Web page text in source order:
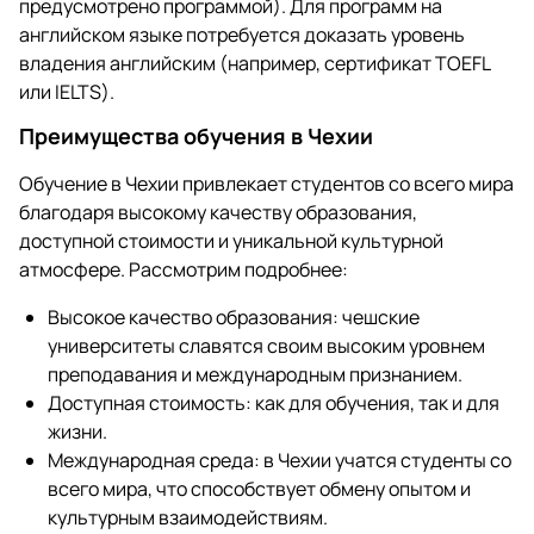
предусмотрено программой). Для программ на
английском языке потребуется доказать уровень
владения английским (например, сертификат TOEFL
или IELTS).
Преимущества обучения в Чехии
Обучение в Чехии привлекает студентов со всего мира
благодаря высокому качеству образования,
доступной стоимости и уникальной культурной
атмосфере. Рассмотрим подробнее:
Высокое качество образования: чешские
университеты славятся своим высоким уровнем
преподавания и международным признанием.
Доступная стоимость: как для обучения, так и для
жизни.
Международная среда: в Чехии учатся студенты со
всего мира, что способствует обмену опытом и
культурным взаимодействиям.